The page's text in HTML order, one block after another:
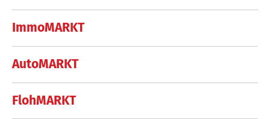
ImmoMARKT
AutoMARKT
FlohMARKT